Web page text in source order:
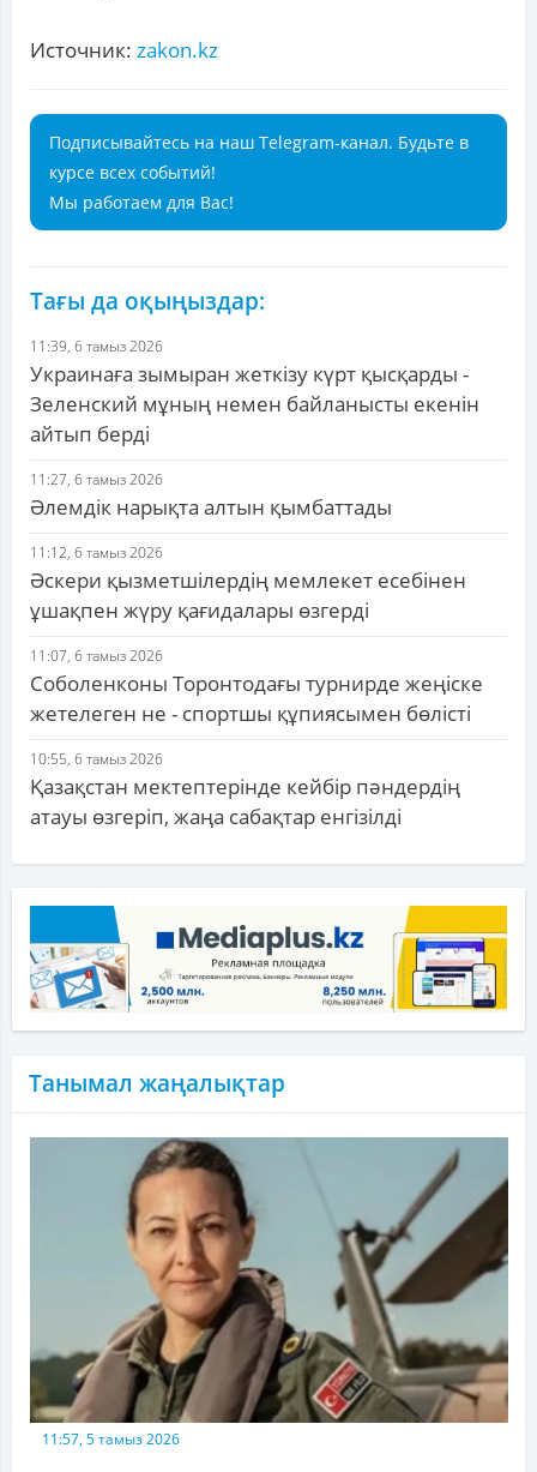
Источник: zakon.kz
Подписывайтесь на наш Telegram-канал. Будьте в
курсе всех событий!
Мы работаем для Вас!
Тағы да оқыңыздар:
11:39, 6 тамыз 2026
Украинаға зымыран жеткізу күрт қысқарды -
Зеленский мұның немен байланысты екенін
айтып берді
11:27, 6 тамыз 2026
Әлемдік нарықта алтын қымбаттады
11:12, 6 тамыз 2026
Әскери қызметшілердің мемлекет есебінен
ұшақпен жүру қағидалары өзгерді
11:07, 6 тамыз 2026
Соболенконы Торонтодағы турнирде жеңіске
жетелеген не - спортшы құпиясымен бөлісті
10:55, 6 тамыз 2026
Қазақстан мектептерінде кейбір пәндердің
атауы өзгеріп, жаңа сабақтар енгізілді
Танымал жаңалықтар
11:57, 5 тамыз 2026